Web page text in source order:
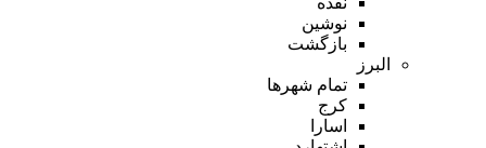
نوشین
بازگشت
البرز
تمام شهر‌ها
کرج
اسارا